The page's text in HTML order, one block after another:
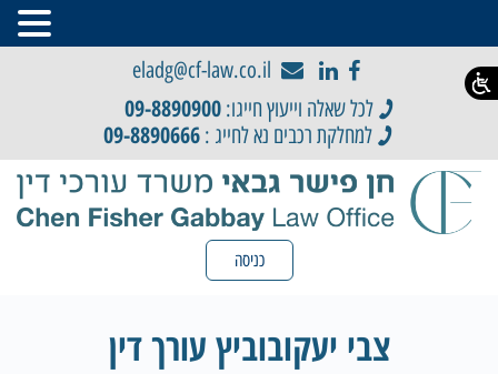
eladg@cf-law.co.il
לכל שאלה וייעוץ חייגו: 09-8890900
למחלקת רכבים נא לחייג : 09-8890666
כניסה
צבי יעקובוביץ עורך דין